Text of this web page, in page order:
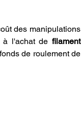
des manipulations
à l'achat de filament
de roulement de